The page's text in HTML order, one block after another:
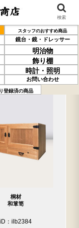
スタッフのおすすめ商品
鏡台・鏡・ドレッサー
明治物
飾り棚
時計・照明
お問い合わせ
登録済の商品
の商品を非表示にする
桐材
和箪笥
iD：ilb2384
検索